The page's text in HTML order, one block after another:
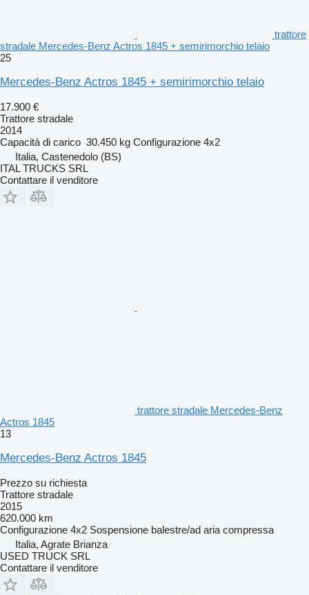
trattore
stradale Mercedes-Benz Actros 1845 + semirimorchio telaio
25
Mercedes-Benz Actros 1845 + semirimorchio telaio
17.900 €
Trattore stradale
2014
Capacità di carico 30.450 kg Configurazione 4x2
Italia, Castenedolo (BS)
ITAL TRUCKS SRL
Contattare il venditore
trattore stradale Mercedes-Benz
Actros 1845
13
Mercedes-Benz Actros 1845
Prezzo su richiesta
Trattore stradale
2015
620.000 km
Configurazione 4x2 Sospensione balestre/ad aria compressa
Italia, Agrate Brianza
USED TRUCK SRL
Contattare il venditore